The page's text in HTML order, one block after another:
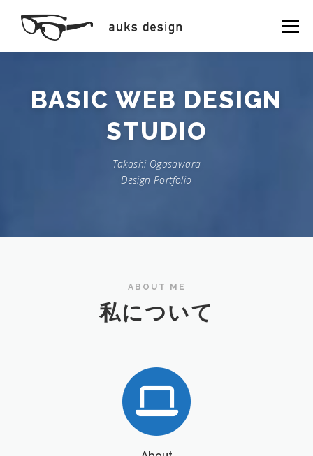
メニュー
BASIC WEB DESIGN
STUDIO
Takashi Ogasawara
Design Portfolio
ABOUT ME
私について